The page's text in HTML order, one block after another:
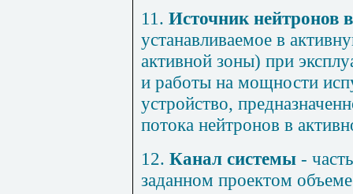
11. Источник нейтронов
устанавливаемое в
активной зоны) при
и работы на мощности
устройство,
потока нейтронов в
12. Канал системы -
заданном проектом